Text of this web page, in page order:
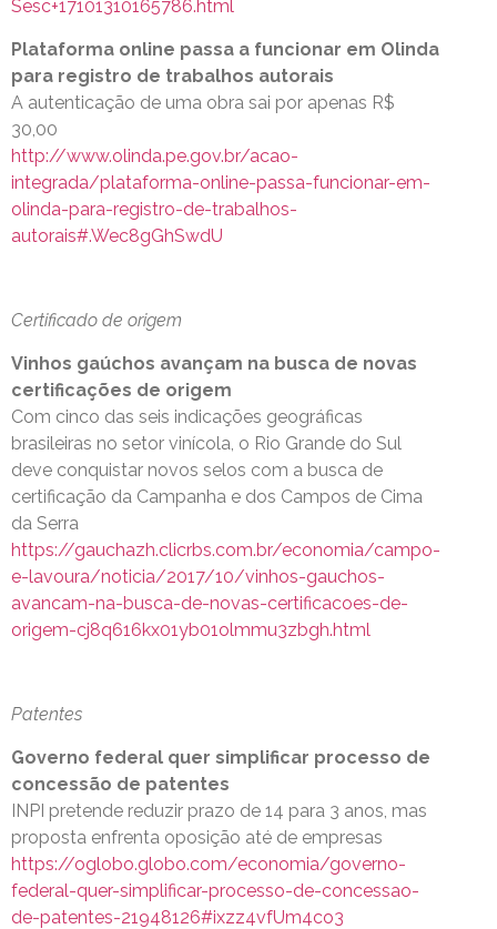
Sesc+17101310165786.html
Plataforma online passa a funcionar em Olinda
para registro de trabalhos autorais
A autenticação de uma obra sai por apenas R$
30,00
http://www.olinda.pe.gov.br/acao-
integrada/plataforma-online-passa-funcionar-em-
olinda-para-registro-de-trabalhos-
autorais#.Wec8gGhSwdU
Certificado de origem
Vinhos gaúchos avançam na busca de novas
certificações de origem
Com cinco das seis indicações geográficas
brasileiras no setor vinícola, o Rio Grande do Sul
deve conquistar novos selos com a busca de
certificação da Campanha e dos Campos de Cima
da Serra
https://gauchazh.clicrbs.com.br/economia/campo-
e-lavoura/noticia/2017/10/vinhos-gauchos-
avancam-na-busca-de-novas-certificacoes-de-
origem-cj8q616kx01yb01olmmu3zbgh.html
Patentes
Governo federal quer simplificar processo de
concessão de patentes
INPI pretende reduzir prazo de 14 para 3 anos, mas
proposta enfrenta oposição até de empresas
https://oglobo.globo.com/economia/governo-
federal-quer-simplificar-processo-de-concessao-
de-patentes-21948126#ixzz4vfUm4co3